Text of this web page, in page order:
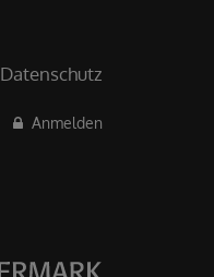
Datenschutz
Anmelden